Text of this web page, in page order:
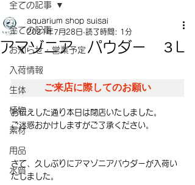
全ての記事
お知らせ・営業予定
入荷情報
生体
植物
素材
用品
水質
全ての記事
アマゾニア パウダー ３L
aquarium shop suisai
2021年7月28日 読了時間: 1分
ご来店に際してのお願い
お伝えした通り本日は閉店いたしました。
ご迷惑おかけしますがご了承ください。
さて、久しぶりにアマゾニアパウダーが入荷い
たしました。